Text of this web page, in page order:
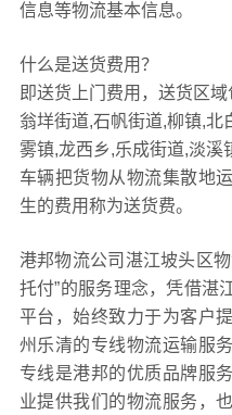
信息等物流基本信息。
什么是送货费用？
即送货上门费用，送货区
翁垟街道,石帆街道,柳镇,北
雾镇,龙西乡,乐成街道,淡溪
车辆把货物从物流集散地
生的费用称为送货费。
港邦物流公司湛江坡头区
托付”的服务理念，凭借湛
平台，始终致力于为客户
州乐清的专线物流运输服
专线是港邦的优质品牌服
业提供我们的物流服务，